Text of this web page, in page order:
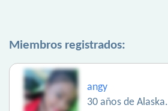
Miembros registrados:
angy
30 años de Alaska.